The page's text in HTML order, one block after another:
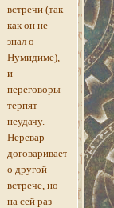
встречи (так
как он не
знал о
Нумидиме),
и
переговоры
терпят
неудачу.
Неревар
договаривается
о другой
встрече, но
на сей раз